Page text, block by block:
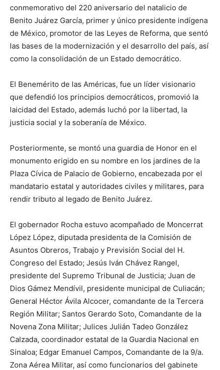
conmemorativo del 220 aniversario del natalicio de
Benito Juárez García, primer y único presidente indígena
de México, promotor de las Leyes de Reforma, que sentó
las bases de la modernización y el desarrollo del país, así
como la consolidación de un Estado democrático.
El Benemérito de las Américas, fue un líder visionario
que defendió los principios democráticos, promovió la
laicidad del Estado, además luchó por la libertad, la
justicia social y la soberanía de México.
Posteriormente, se montó una guardia de Honor en el
monumento erigido en su nombre en los jardines de la
Plaza Cívica de Palacio de Gobierno, encabezada por el
mandatario estatal y autoridades civiles y militares, para
rendir tributo al legado de Benito Juárez.
El gobernador Rocha estuvo acompañado de Moncerrat
López López, diputada presidenta de la Comisión de
Asuntos Obreros, Trabajo y Previsión Social del H.
Congreso del Estado; Jesús Iván Chávez Rangel,
presidente del Supremo Tribunal de Justicia; Juan de
Dios Gámez Mendívil, presidente municipal de Culiacán;
General Héctor Ávila Alcocer, comandante de la Tercera
Región Militar; Santos Gerardo Soto, Comandante de la
Novena Zona Militar; Julices Julián Tadeo González
Calzada, coordinador estatal de la Guardia Nacional en
Sinaloa; Edgar Emanuel Campos, Comandante de la 9/a.
Zona Aérea Militar, así como funcionarios del gabinete